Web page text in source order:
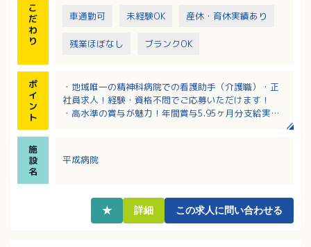
こ
だ
わ
り
車通勤可 未経験OK 産休・育休実績あり
残業ほぼなし ブランクOK
ポ
イ
ン
ト
・地域唯一の精神科病院での看護助手（介護職）・正
社員求人！経験・資格不問でご応募いただけます！
・高水準の賞与が魅力！年間賞与5.95ヶ月分支給実績
夜勤が出来ない方もご応募OK！
・年間休日は123日！法人の平均有給取得率95％！ワ
・遅出手当あり！該当者には家族手当あり！
施
設
名
平成病院
★ 詳細 この求人に問い合わせる